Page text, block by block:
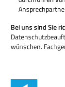
Bei uns sind Sie
wünschen.